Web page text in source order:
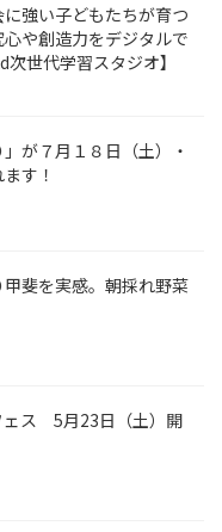
に強い子どもたちが育つ
や創造力をデジタルで
世代学習スタジオ】
が７月１８日（土）・
す！
斐を実感。朝採れ野菜
ェス 5月23日（土）開